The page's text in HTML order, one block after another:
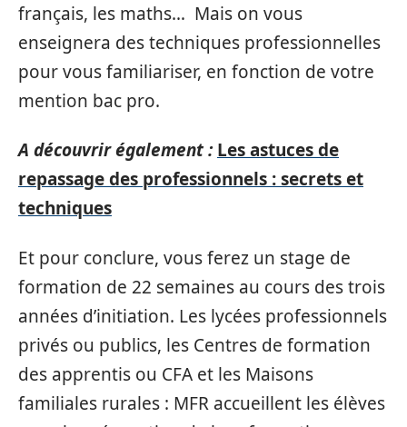
français, les maths… Mais on vous
enseignera des techniques professionnelles
pour vous familiariser, en fonction de votre
mention bac pro.
A découvrir également : Les astuces de
repassage des professionnels : secrets et
techniques
Et pour conclure, vous ferez un stage de
formation de 22 semaines au cours des trois
années d’initiation. Les lycées professionnels
privés ou publics, les Centres de formation
des apprentis ou CFA et les Maisons
familiales rurales : MFR accueillent les élèves